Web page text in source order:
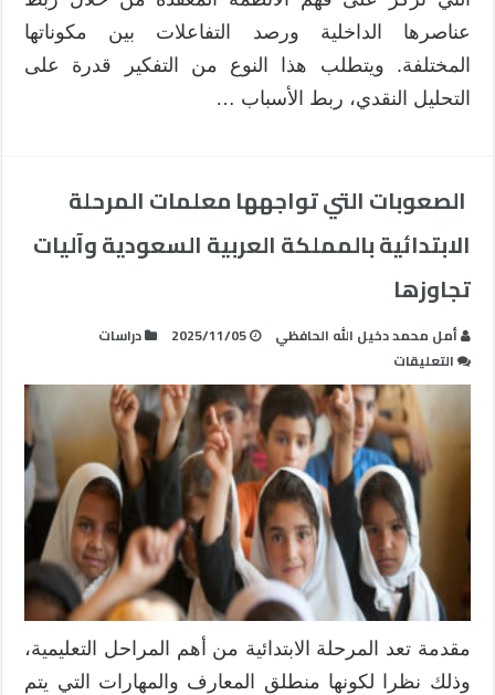
عناصرها الداخلية ورصد التفاعلات بين مكوناتها
المختلفة. ويتطلب هذا النوع من التفكير قدرة على
التحليل النقدي، ربط الأسباب …
الصعوبات التي تواجهها معلمات المرحلة
الابتدائية بالمملكة العربية السعودية وآليات
تجاوزها
أمل محمد دخيل الله الحافظي 2025/11/05
دراسات
التعليقات
الصعوبات
التي
تواجهها
معلمات
المرحلة
الابتدائية
بالمملكة
العربية
السعودية
وآليات
تجاوزها
مغلقة
مقدمة تعد المرحلة الابتدائية من أهم المراحل التعليمية،
وذلك نظرا لكونها منطلق المعارف والمهارات التي يتم